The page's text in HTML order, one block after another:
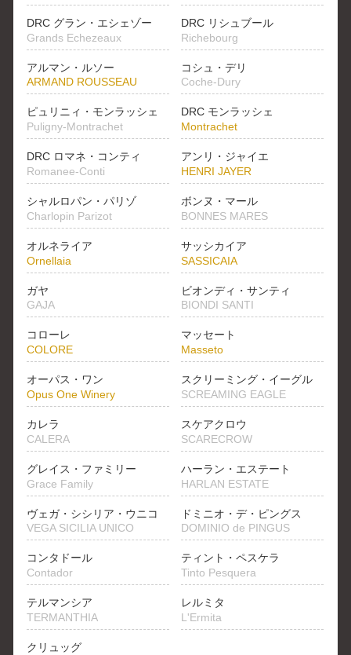
DRC グラン・エシェゾー
Grands Echezeaux
DRC リシュブール
Richebourg
アルマン・ルソー
ARMAND ROUSSEAU
コシュ・デリ
Coche-Dury
ピュリニィ・モンラッシェ
Puligny-Montrachet
DRC モンラッシェ
Montrachet
DRC ロマネ・コンティ
Romanee-Conti
アンリ・ジャイエ
HENRI JAYER
シャルロパン・パリゾ
Charlopin Parizot
ボンヌ・マール
BONNES MARES
オルネライア
Ornellaia
サッシカイア
SASSICAIA
ガヤ
GAJA
ビオンディ・サンティ
BIONDI SANTI
コローレ
COLORE
マッセート
Masseto
オーパス・ワン
Opus One Winery
スクリーミング・イーグル
SCREAMING EAGLE
カレラ
CALERA
スケアクロウ
SCARECROW
グレイス・ファミリー
Grace Family
ハーラン・エステート
HARLAN ESTATE
ヴェガ・シシリア・ウニコ
VEGA SICILIA UNICO
ドミニオ・デ・ピングス
DOMINIO de PINGUS
コンタドール
Contador
ティント・ペスケラ
Tinto Pesquera
テルマンシア
TERMANTHIA
レルミタ
L'Ermita
クリュッグ